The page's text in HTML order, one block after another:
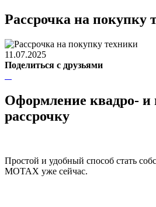
Рассрочка на покупку
11.07.2025
Поделиться с друзьями
Оформление квадро- и
рассрочку
Простой и удобный способ стать
MOTAX уже сейчас.